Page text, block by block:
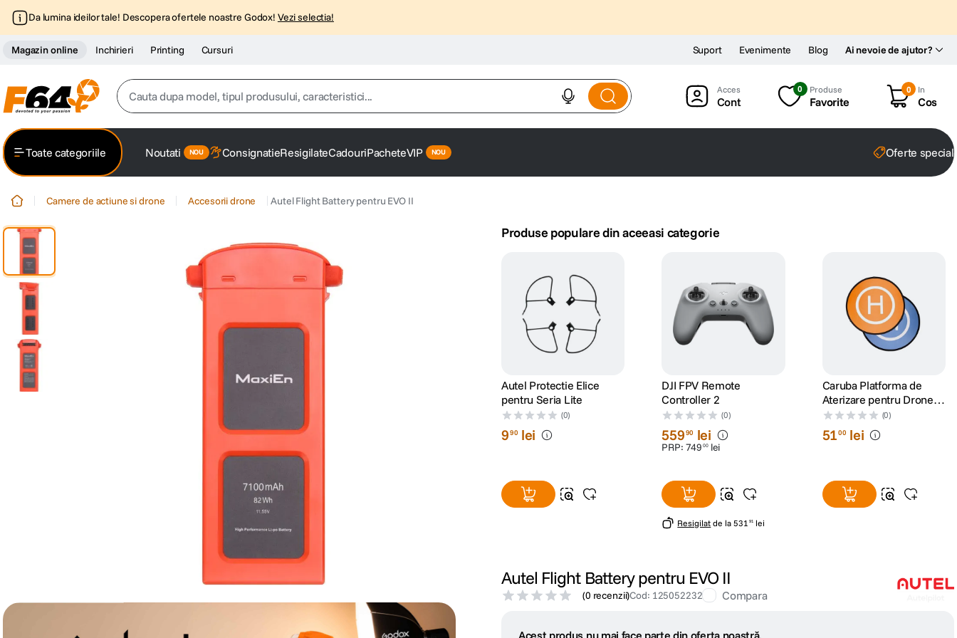
Da lumina ideilor tale! Descopera ofertele noastre Godox! Vezi selectia!
Magazin online Inchirieri Printing Cursuri Ai nevoie de ajutor?
Suport Evenimente Blog
Cauta dupa model, tipul produsului, caracteristici...
2. trepied
peak design
card memorie
Cont
0 Produse
Favorite
0 In
Cos
Toate categoriile Noutati ConsignatieResigilateCadouriPacheteVIP Oferte
Camere de actiune si drone Accesorii drone Autel Flight Battery pentru EVO II
Produse populare din aceeasi categorie
Autel Protectie Elice
pentru Seria Lite
(0)
990 lei
DJI FPV Remote
Controller 2
(0)
55990 lei
PRP: 749 00 lei
Resigilat de la 531 91 lei
Caruba Platforma de
Aterizare pentru Drone
de 75 cm
(0)
5100 lei
Autel Flight Battery pentru EVO II
(0 recenzii)Cod: 125052232 Compara